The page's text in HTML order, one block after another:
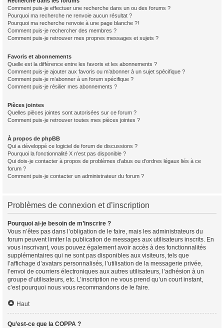
Comment puis-je effectuer une recherche dans un ou des forums ?
Pourquoi ma recherche ne renvoie aucun résultat ?
Pourquoi ma recherche renvoie à une page blanche ?!
Comment puis-je rechercher des membres ?
Comment puis-je retrouver mes propres messages et sujets ?
Favoris et abonnements
Quelle est la différence entre les favoris et les abonnements ?
Comment puis-je ajouter aux favoris ou m’abonner à un sujet spécifique ?
Comment puis-je m’abonner à un forum spécifique ?
Comment puis-je résilier mes abonnements ?
Pièces jointes
Quelles pièces jointes sont autorisées sur ce forum ?
Comment puis-je retrouver toutes mes pièces jointes ?
À propos de phpBB
Qui a développé ce logiciel de forum de discussions ?
Pourquoi la fonctionnalité X n’est pas disponible ?
Qui dois-je contacter à propos de problèmes d’abus ou d’ordres légaux liés à ce
forum ?
Comment puis-je contacter un administrateur du forum ?
Problèmes de connexion et d’inscription
Pourquoi ai-je besoin de m’inscrire ?
Vous n’êtes pas dans l’obligation de le faire, mais les administrateurs du
forum peuvent limiter la publication de messages aux utilisateurs inscrits. En
vous inscrivant, vous pouvez également avoir accès à des fonctionnalités
supplémentaires qui ne sont pas disponibles aux visiteurs, tels que
l’affichage d’avatars personnalisés, l’utilisation de la messagerie privée,
l’envoi de courriers électroniques aux autres utilisateurs, l’adhésion à un
groupe d’utilisateurs, etc. L’inscription ne vous prend qu’un court instant,
c’est pourquoi nous vous recommandons de le faire.
Haut
Qu’est-ce que la COPPA ?